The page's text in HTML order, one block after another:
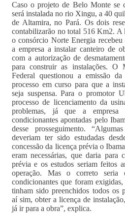
Caso o projeto de Belo Monte se
será instalada no rio Xingu, a 40
de Altamira, no Pará. Os dois
contabilizarão no total 516 Km2. A
o consórcio Norte Energia
a empresa a instalar canteiro de
com a autorização de
para construir as instalações. O
Federal questionou a emissão
processo em curso para que a
seja suspensa. Para o promotor
processo de licenciamento da
problemas, já que a empresa
condicionantes apontadas pelo
desse prosseguimento.
deveriam ter sido estudadas
concessão da licença prévia o
eram necessárias, que daria para
prévia e os estudos seriam feitos
operação. Mas o correto seria
condicionantes que foram
tinham sido preenchidos todos os
aí sim, obter a licença de
já ir para a obra”, explica.